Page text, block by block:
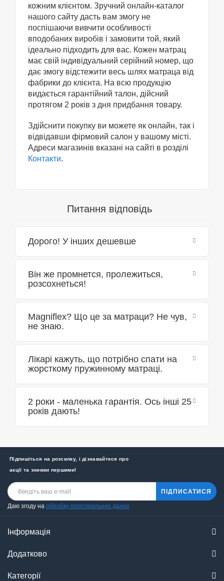
кожним клієнтом. Зручний онлайн-каталог
нашого сайту дасть вам змогу не
поспішаючи вивчити особливості
вподобаних виробів і замовити той, який
ідеально підходить для вас. Кожен матрац
має свій індивідуальний серійний номер, що
дає змогу відстежити весь шлях матраца від
фабрики до клієнта. На всю продукцію
видається гарантійний талон, дійсний
протягом 2 років з дня придбання товару.
Здійснити покупку ви можете як онлайн, так і
відвідавши фірмовий салон у вашому місті.
Адреси магазинів вказані на сайті в розділі
Контакти.
Питання відповідь
Дорого! У інших дешевше
Він же промнется, пролежиться,
розсохнеться!
Magniflex? Що це за матраци? Не чув,
не знаю.
Лікарі кажуть, що потрібно спати на
жорсткому пружинному матраці.
2 роки - маленька гарантія. Ось інші 25
років дають!
Підпишіться на розсилку, і дізнавайтеся про
акції та знижки першими!
ПІДПИСАТИСЯ
Даю згоду на обробку персональних даних
Інформація
Додатково
Категорії